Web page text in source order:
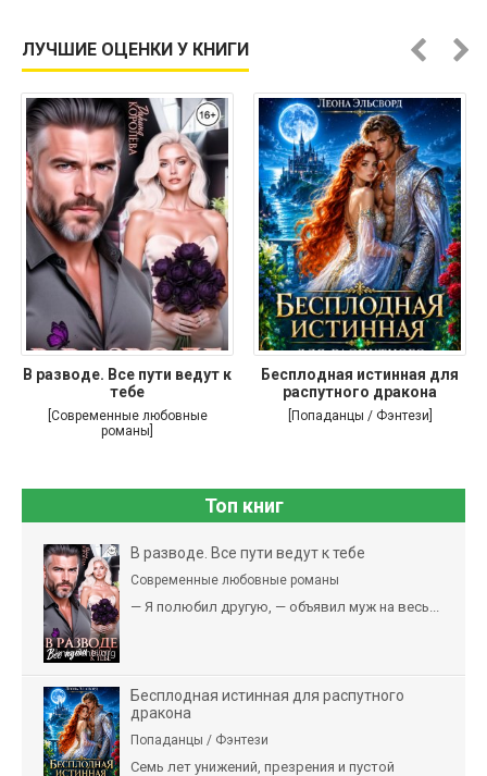
ЛУЧШИЕ ОЦЕНКИ У КНИГИ
В разводе. Все пути ведут к
тебе
[Современные любовные
романы]
Бесплодная истинная для
распутного дракона
[Попаданцы / Фэнтези]
Топ книг
В разводе. Все пути ведут к тебе
Современные любовные романы
— Я полюбил другую, — объявил муж на весь...
Бесплодная истинная для распутного
дракона
Попаданцы / Фэнтези
Семь лет унижений, презрения и пустой